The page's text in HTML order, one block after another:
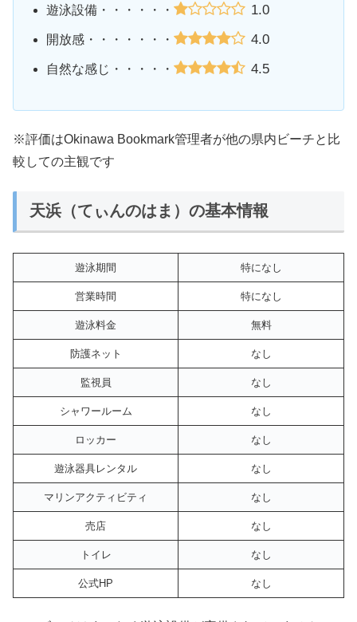
遊泳設備・・・・・・ 1.0
開放感・・・・・・・ 4.0
自然な感じ・・・・・ 4.5
※評価はOkinawa Bookmark管理者が他の県内ビーチと比
較しての主観です
天浜（てぃんのはま）の基本情報
遊泳期間 特になし
営業時間 特になし
遊泳料金 無料
防護ネット なし
監視員 なし
シャワールーム なし
ロッカー なし
遊泳器具レンタル なし
マリンアクティビティ なし
売店 なし
トイレ なし
公式HP なし